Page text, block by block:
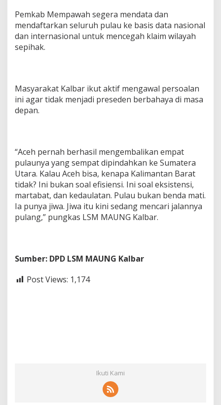
Pemkab Mempawah segera mendata dan
mendaftarkan seluruh pulau ke basis data nasional
dan internasional untuk mencegah klaim wilayah
sepihak.
Masyarakat Kalbar ikut aktif mengawal persoalan
ini agar tidak menjadi preseden berbahaya di masa
depan.
“Aceh pernah berhasil mengembalikan empat
pulaunya yang sempat dipindahkan ke Sumatera
Utara. Kalau Aceh bisa, kenapa Kalimantan Barat
tidak? Ini bukan soal efisiensi. Ini soal eksistensi,
martabat, dan kedaulatan. Pulau bukan benda mati.
Ia punya jiwa. Jiwa itu kini sedang mencari jalannya
pulang,” pungkas LSM MAUNG Kalbar.
Sumber: DPD LSM MAUNG Kalbar
Post Views: 1,174
Ikuti Kami